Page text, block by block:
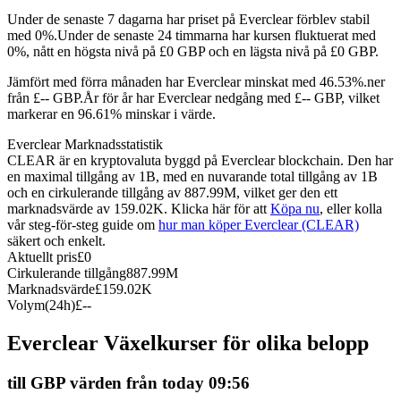
USDC Futures
Futures med USDC som säkerhet
Kopiera Trading
Under de senaste 7 dagarna har priset på Everclear förblev stabil
med 0%.Under de senaste 24 timmarna har kursen fluktuerat med
0%, nått en högsta nivå på £0 GBP och en lägsta nivå på £0 GBP.
Jämfört med förra månaden har Everclear minskat med 46.53%.ner
från £-- GBP.År för år har Everclear nedgång med £-- GBP, vilket
markerar en 96.61% minskar i värde.
Everclear Marknadsstatistik
CLEAR är en kryptovaluta byggd på Everclear blockchain. Den har
en maximal tillgång av 1B, med en nuvarande total tillgång av 1B
och en cirkulerande tillgång av 887.99M, vilket ger den ett
marknadsvärde av 159.02K. Klicka här för att Köpa nu, eller kolla
vår steg-för-steg guide om hur man köper Everclear (CLEAR)
säkert och enkelt.
Aktuellt pris£0
Cirkulerande tillgång887.99M
Marknadsvärde£159.02K
Volym(24h)£--
Everclear Växelkurser för olika belopp
till GBP värden från today 09:56